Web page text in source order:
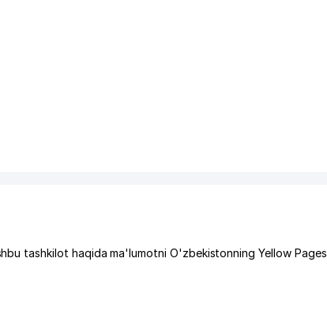
tashkilot haqida ma'lumotni O'zbekistonning Yellow Pages